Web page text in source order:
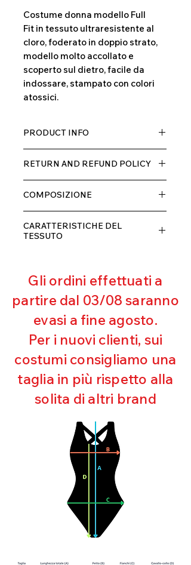
Costume donna modello Full
Fit in tessuto ultraresistente al
cloro, foderato in doppio strato,
modello molto accollato e
scoperto sul dietro, facile da
indossare, stampato con colori
atossici.
PRODUCT INFO
di elastane, molto comodo per chi lo
indossa grazia alla sua elastcità, in
doppio strato con fodera.
RETURN AND REFUND POLICY
entro 10 giorni dal ricevimento,
rimborseremo il cliente, escluse le
spese di spedizione, non appena
riceveremo la merce resa ed
COMPOSIZIONE
20% ELASTANE
CARATTERISTICHE DEL
TESSUTO
Resistente al pilling
Eccellente protezione dai raggi
UV
Ottima copertura
Ultra cloro resistente
Mantenimento della forma
Perfetta vestibilità
Asciugatura rapida
Bielastico
Gli ordini effettuati a
partire dal 03/08 saranno
evasi a fine agosto.
Per i nuovi clienti, sui
costumi consigliamo una
taglia in più rispetto alla
solita di altri brand